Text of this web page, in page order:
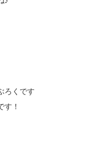
ろくです
す！